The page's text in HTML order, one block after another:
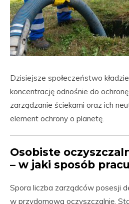
Dzisiejsze społeczeństwo
koncentrację odnośnie do
zarządzanie ściekami oraz ich
element ochrony o planetę.
Osobiste
– w jaki sposób
Spora liczba zarządców posesji
w przydomową oczyszczalnię.